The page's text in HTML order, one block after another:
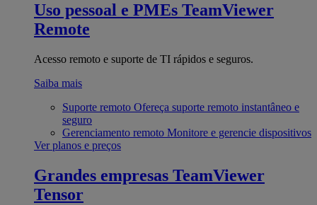
Uso pessoal e PMEs TeamViewer
Remote
Acesso remoto e suporte de TI rápidos e seguros.
Saiba mais
Suporte remoto Ofereça suporte remoto instantâneo e
seguro
Gerenciamento remoto Monitore e gerencie dispositivos
Ver planos e preços
Grandes empresas TeamViewer
Tensor